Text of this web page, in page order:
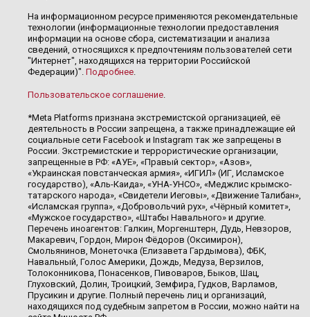
На информационном ресурсе применяются рекомендательные
технологии (информационные технологии предоставления
информации на основе сбора, систематизации и анализа
сведений, относящихся к предпочтениям пользователей сети
"Интернет", находящихся на территории Российской
Федерации)". Подробнее
Пользовательское соглашение
*Meta Platforms признана экстремистской организацией, её
деятельность в России запрещена, а также принадлежащие ей
социальные сети Facebook и Instagram так же запрещены в
России. Экстремистские и террористические организации,
запрещенные в РФ: «АУЕ», «Правый сектор», «Азов»,
«Украинская повстанческая армия», «ИГИЛ» (ИГ, Исламское
государство), «Аль-Каида», «УНА-УНСО», «Меджлис крымско-
татарского народа», «Свидетели Иеговы», «Движение Талибан»,
«Исламская группа», «Добровольчий рух», «Чёрный комитет»,
«Мужское государство», «Штабы Навального» и другие.
Перечень иноагентов: Галкин, Моргенштерн, Дудь, Невзоров,
Макаревич, Гордон, Мирон Фёдоров (Оксимирон),
Смольянинов, Монеточка (Елизавета Гардымова), ФБК,
Навальный, Голос Америки, Дождь, Медуза, Верзилов,
Толоконникова, Понасенков, Пивоваров, Быков, Шац,
Глуховский, Долин, Троицкий, Земфира, Гудков, Варламов,
Прусикин и другие. Полный перечень лиц и организаций,
находящихся под судебным запретом в России, можно найти на